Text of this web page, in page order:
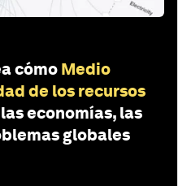
cómo Medio
de los recursos
economías, las
globales